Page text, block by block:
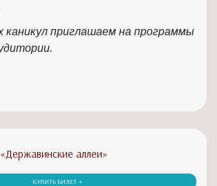
каникул приглашаем на программы
КУПИТЬ БИЛЕТ →